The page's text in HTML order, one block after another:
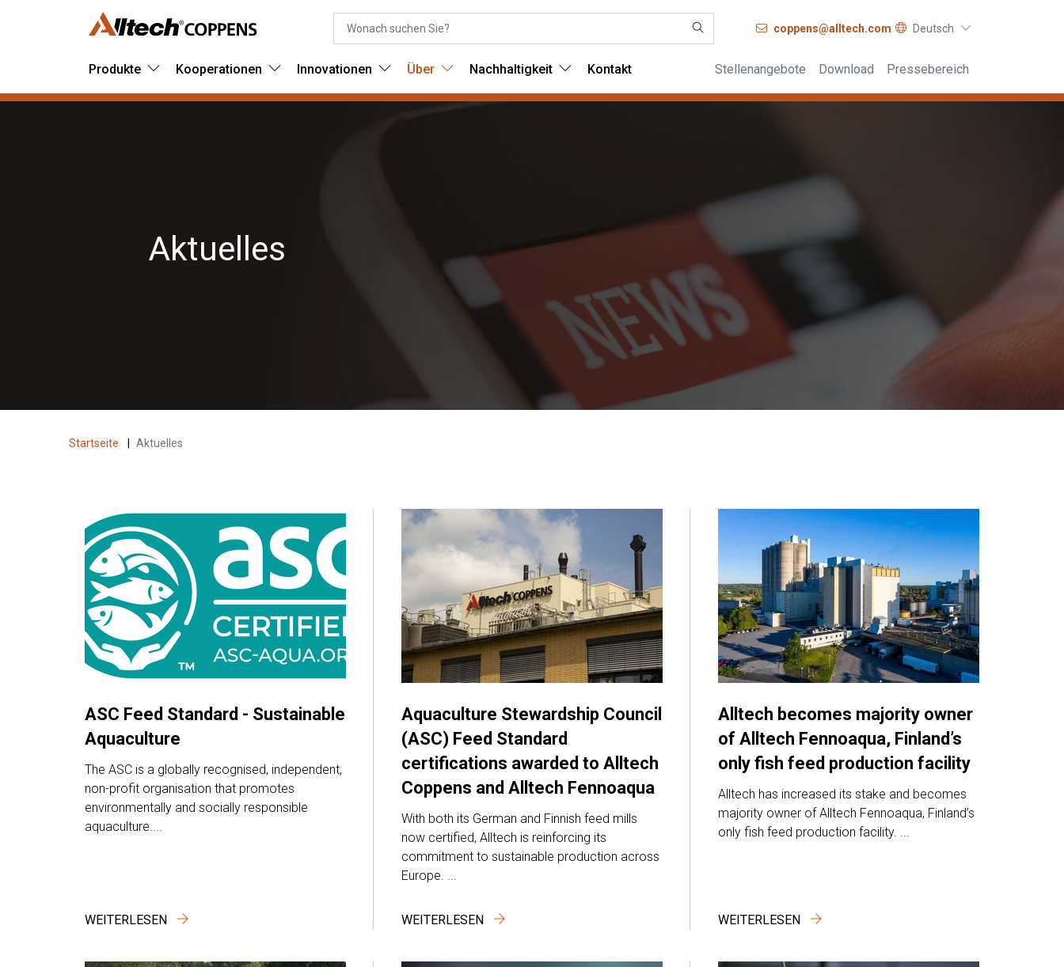
coppens@alltech.com Deutsch
Produkte Kooperationen Innovationen Über Nachhaltigkeit Kontakt Stellenangebote Download Pressebereich
Aktuelles
Startseite Aktuelles
ASC Feed Standard - Sustainable
Aquaculture
The ASC is a globally recognised, independent,
non-profit organisation that promotes
environmentally and socially responsible
aquaculture....
WEITERLESEN
Aquaculture Stewardship Council
(ASC) Feed Standard
certifications awarded to Alltech
Coppens and Alltech Fennoaqua
With both its German and Finnish feed mills
now certified, Alltech is reinforcing its
commitment to sustainable production across
Europe. ...
WEITERLESEN
Alltech becomes majority owner
of Alltech Fennoaqua, Finland’s
only fish feed production facility
Alltech has increased its stake and becomes
majority owner of Alltech Fennoaqua, Finland’s
only fish feed production facility. ...
WEITERLESEN